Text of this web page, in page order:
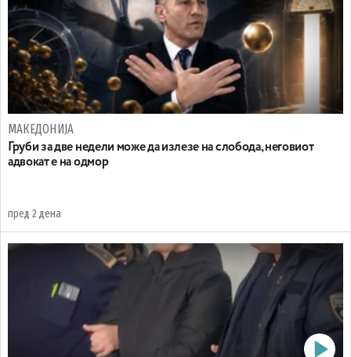
МАКЕДОНИЈА
Груби за две недели може да излезе на слобода, неговиот
адвокат е на одмор
пред 2 дена